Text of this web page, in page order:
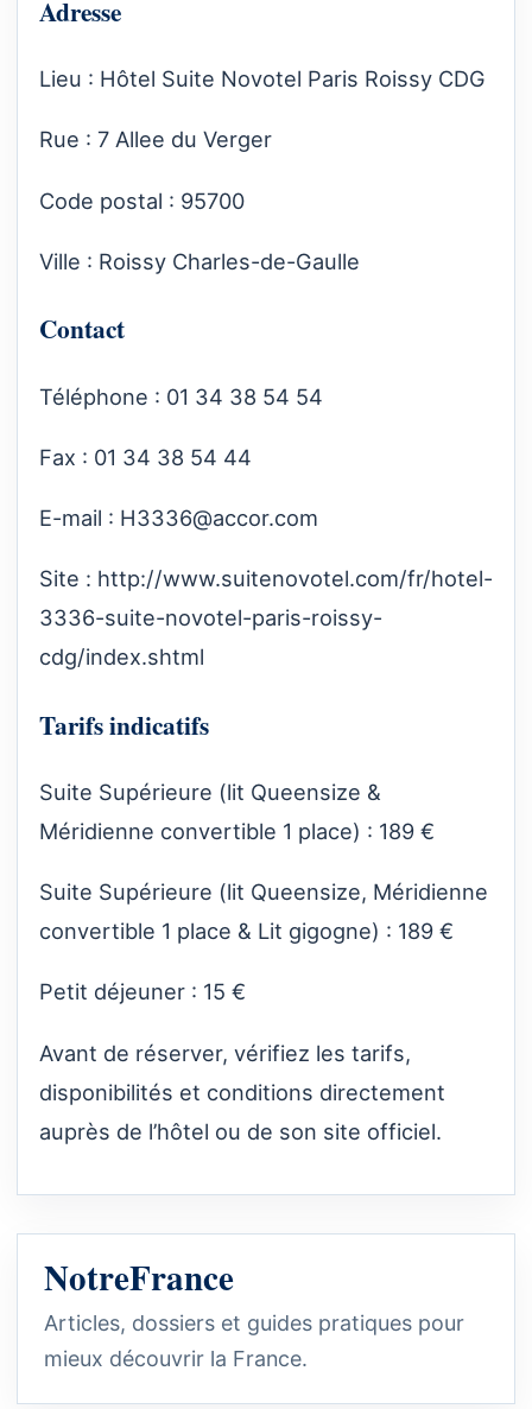
Adresse
Lieu : Hôtel Suite Novotel Paris Roissy CDG
Rue : 7 Allee du Verger
Code postal : 95700
Ville : Roissy Charles-de-Gaulle
Contact
Téléphone : 01 34 38 54 54
Fax : 01 34 38 54 44
E-mail : H3336@accor.com
Site : http://www.suitenovotel.com/fr/hotel-
3336-suite-novotel-paris-roissy-
cdg/index.shtml
Tarifs indicatifs
Suite Supérieure (lit Queensize &
Méridienne convertible 1 place) : 189 €
Suite Supérieure (lit Queensize, Méridienne
convertible 1 place & Lit gigogne) : 189 €
Petit déjeuner : 15 €
Avant de réserver, vérifiez les tarifs,
disponibilités et conditions directement
auprès de l’hôtel ou de son site officiel.
NotreFrance
Articles, dossiers et guides pratiques pour
mieux découvrir la France.